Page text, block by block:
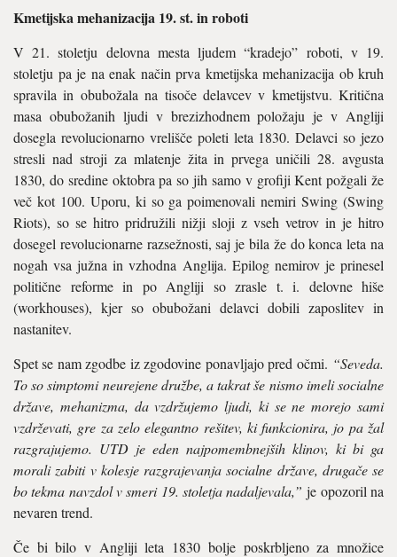
Kmetijska mehanizacija 19. st. in roboti
V 21. stoletju delovna mesta ljudem “kradejo” roboti, v 19.
stoletju pa je na enak način prva kmetijska mehanizacija ob kruh
spravila in obubožala na tisoče delavcev v kmetijstvu. Kritična
masa obubožanih ljudi v brezizhodnem položaju je v Angliji
dosegla revolucionarno vrelišče poleti leta 1830. Delavci so jezo
stresli nad stroji za mlatenje žita in prvega uničili 28. avgusta
1830, do sredine oktobra pa so jih samo v grofiji Kent požgali že
več kot 100. Uporu, ki so ga poimenovali nemiri Swing (Swing
Riots), so se hitro pridružili nižji sloji z vseh vetrov in je hitro
dosegel revolucionarne razsežnosti, saj je bila že do konca leta na
nogah vsa južna in vzhodna Anglija. Epilog nemirov je prinesel
politične reforme in po Angliji so zrasle t. i. delovne hiše
(workhouses), kjer so obubožani delavci dobili zaposlitev in
nastanitev.
Spet se nam zgodbe iz zgodovine ponavljajo pred očmi. “Seveda.
To so simptomi neurejene družbe, a takrat še nismo imeli socialne
države, mehanizma, da vzdržujemo ljudi, ki se ne morejo sami
vzdrževati, gre za zelo elegantno rešitev, ki funkcionira, jo pa žal
razgrajujemo. UTD je eden najpomembnejših klinov, ki bi ga
morali zabiti v kolesje razgrajevanja socialne države, drugače se
bo tekma navzdol v smeri 19. stoletja nadaljevala,” je opozoril na
nevaren trend.
Če bi bilo v Angliji leta 1830 bolje poskrbljeno za množice